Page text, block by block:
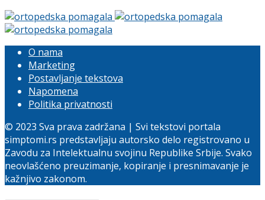
O nama
Marketing
Postavljanje tekstova
Napomena
Politika privatnosti
© 2023 Sva prava zadržana | Svi tekstovi portala
simptomi.rs predstavljaju autorsko delo registrovano u
Zavodu za Intelektualnu svojinu Republike Srbije. Svako
neovlašćeno preuzimanje, kopiranje i presnimavanje je
kažnjivo zakonom.